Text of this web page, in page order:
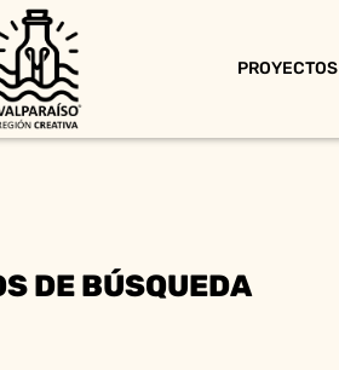
PROYECTOS
DE BÚSQUEDA